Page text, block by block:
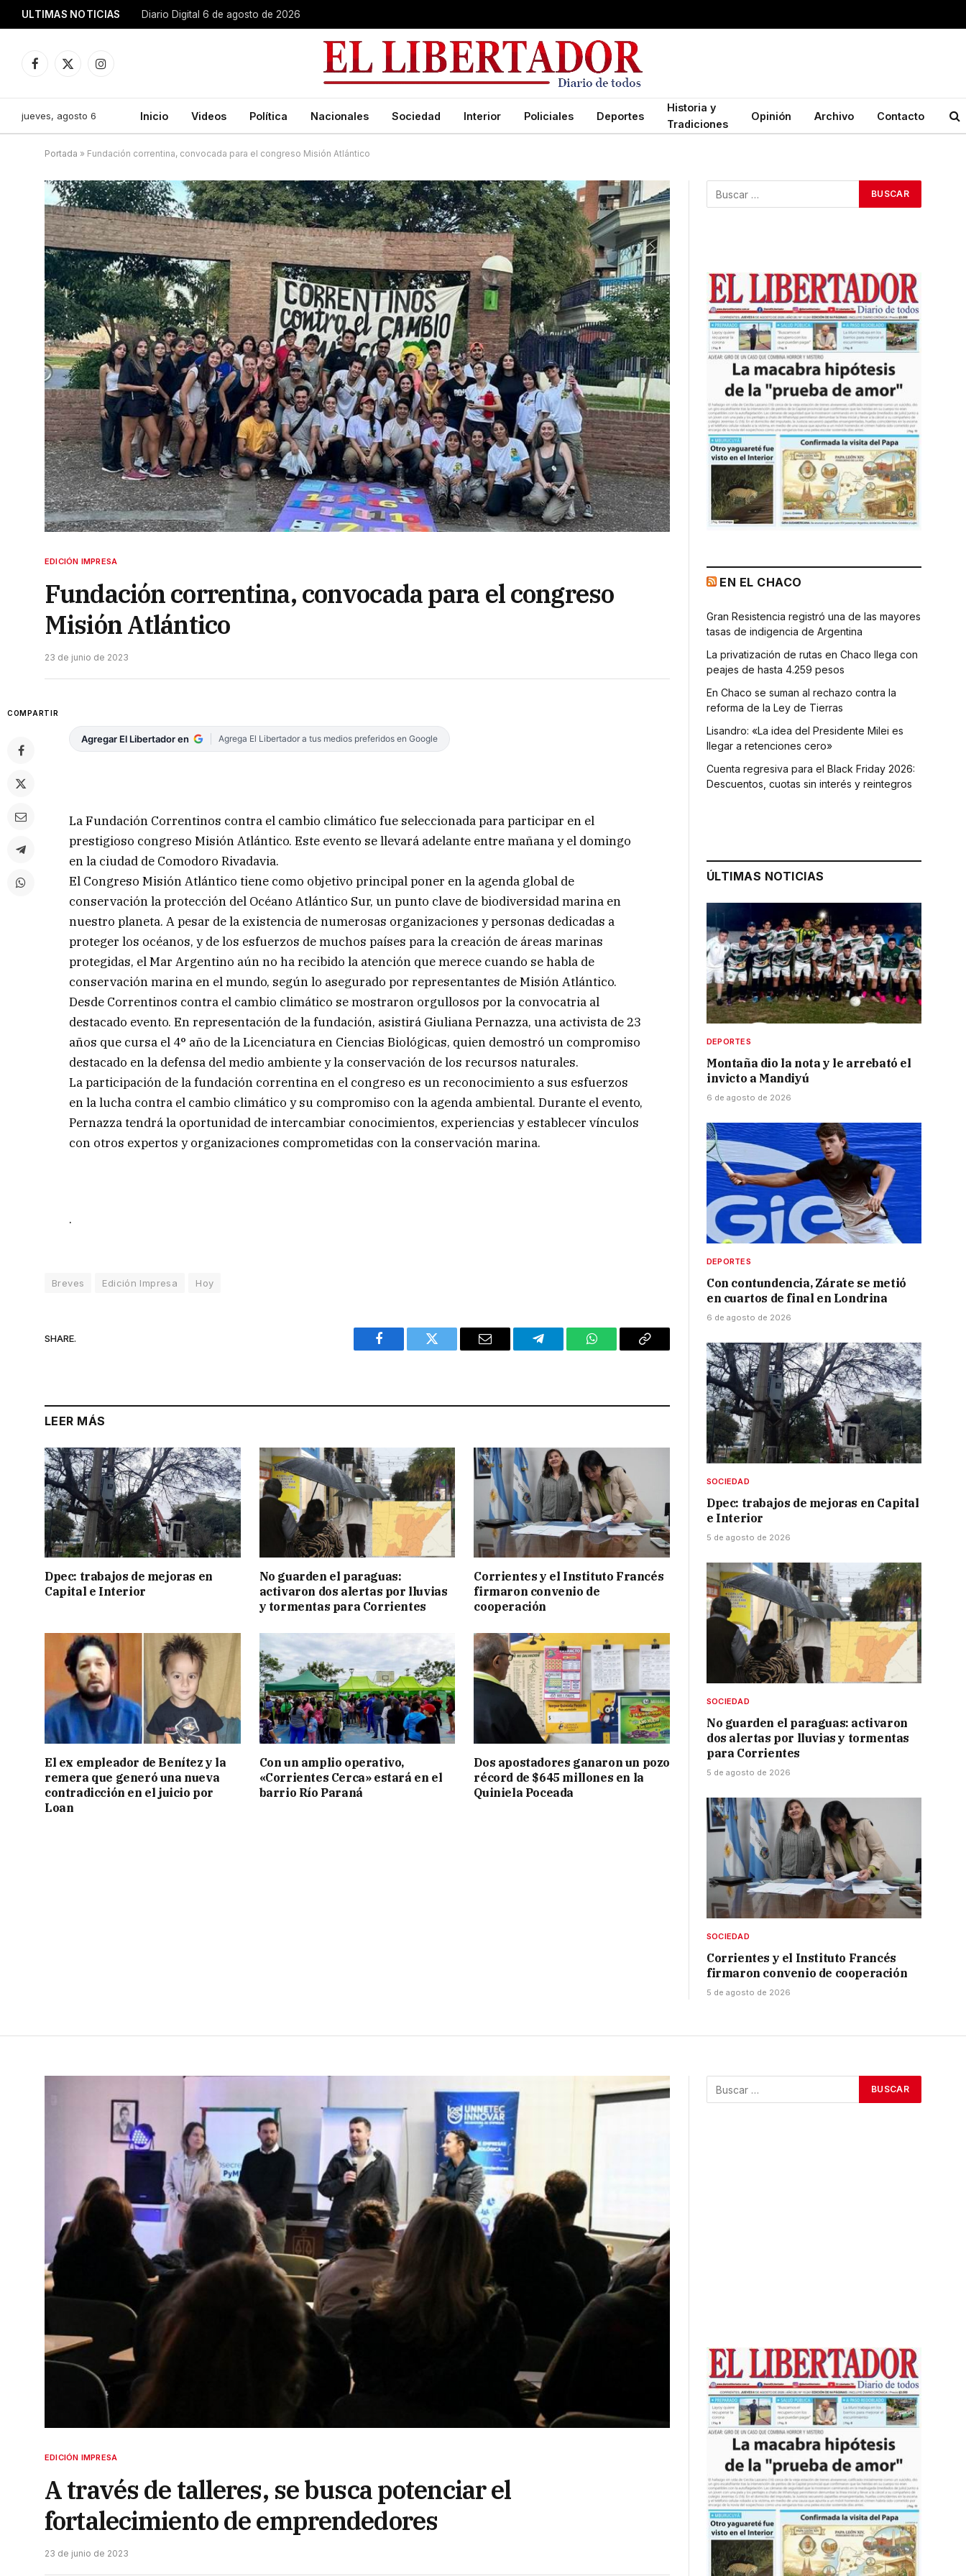
ULTIMAS NOTICIAS Diario Digital 6 de agosto de 2026
Facebook
X
Instagram
jueves, agosto 6 Inicio Videos Política Nacionales Sociedad Interior Policiales Deportes
Historia y
Tradiciones
Opinión Archivo Contacto
Portada » Fundación correntina, convocada para el congreso Misión Atlántico
EDICIÓN IMPRESA
Fundación correntina, convocada para el congreso
Misión Atlántico
23 de junio de 2023
COMPARTIR
Agregar El Libertador en Agrega El Libertador a tus medios preferidos en Google
La Fundación Correntinos contra el cambio climático fue seleccionada para participar en el
prestigioso congreso Misión Atlántico. Este evento se llevará adelante entre mañana y el domingo
en la ciudad de Comodoro Rivadavia.
El Congreso Misión Atlántico tiene como objetivo principal poner en la agenda global de
conservación la protección del Océano Atlántico Sur, un punto clave de biodiversidad marina en
nuestro planeta. A pesar de la existencia de numerosas organizaciones y personas dedicadas a
proteger los océanos, y de los esfuerzos de muchos países para la creación de áreas marinas
protegidas, el Mar Argentino aún no ha recibido la atención que merece cuando se habla de
conservación marina en el mundo, según lo asegurado por representantes de Misión Atlántico.
Desde Correntinos contra el cambio climático se mostraron orgullosos por la convocatria al
destacado evento. En representación de la fundación, asistirá Giuliana Pernazza, una activista de 23
años que cursa el 4° año de la Licenciatura en Ciencias Biológicas, quien demostró un compromiso
destacado en la defensa del medio ambiente y la conservación de los recursos naturales.
La participación de la fundación correntina en el congreso es un reconocimiento a sus esfuerzos
en la lucha contra el cambio climático y su compromiso con la agenda ambiental. Durante el evento,
Pernazza tendrá la oportunidad de intercambiar conocimientos, experiencias y establecer vínculos
con otros expertos y organizaciones comprometidas con la conservación marina.
.
Breves Edición Impresa Hoy
SHARE.
Facebook Twitter Email Telegram WhatsAppCopy
LEER MÁS
Dpec: trabajos de mejoras en
Capital e Interior
No guarden el paraguas:
activaron dos alertas por lluvias
y tormentas para Corrientes
Corrientes y el Instituto Francés
firmaron convenio de
cooperación
El ex empleador de Benítez y la
remera que generó una nueva
contradicción en el juicio por
Loan
Con un amplio operativo,
«Corrientes Cerca» estará en el
barrio Río Paraná
Dos apostadores ganaron un pozo
récord de $645 millones en la
Quiniela Poceada
EN EL CHACO
Gran Resistencia registró una de las mayores
tasas de indigencia de Argentina
La privatización de rutas en Chaco llega con
peajes de hasta 4.259 pesos
En Chaco se suman al rechazo contra la
reforma de la Ley de Tierras
Lisandro: «La idea del Presidente Milei es
llegar a retenciones cero»
Cuenta regresiva para el Black Friday 2026:
Descuentos, cuotas sin interés y reintegros
ÚLTIMAS NOTICIAS
DEPORTES
Montaña dio la nota y le arrebató el
invicto a Mandiyú
6 de agosto de 2026
DEPORTES
Con contundencia, Zárate se metió
en cuartos de final en Londrina
6 de agosto de 2026
SOCIEDAD
Dpec: trabajos de mejoras en Capital
e Interior
5 de agosto de 2026
SOCIEDAD
No guarden el paraguas: activaron
dos alertas por lluvias y tormentas
para Corrientes
5 de agosto de 2026
SOCIEDAD
Corrientes y el Instituto Francés
firmaron convenio de cooperación
5 de agosto de 2026
EDICIÓN IMPRESA
A través de talleres, se busca potenciar el
fortalecimiento de emprendedores
23 de junio de 2023